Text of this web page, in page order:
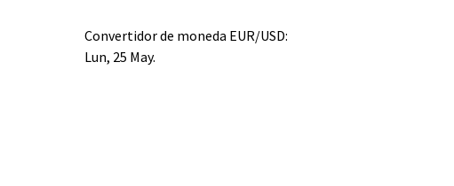
Convertidor de moneda EUR/USD:
Lun, 25 May.